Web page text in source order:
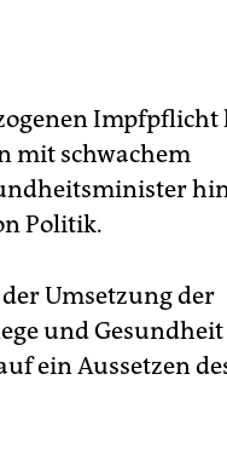
Impfpflicht
mit schwachem
Politik.
Umsetzung der
und Gesundheit
ein Aussetzen